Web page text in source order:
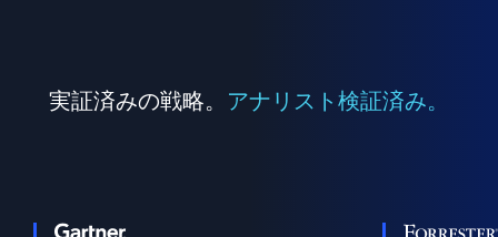
実証済みの戦略。 アナリスト検証済み。